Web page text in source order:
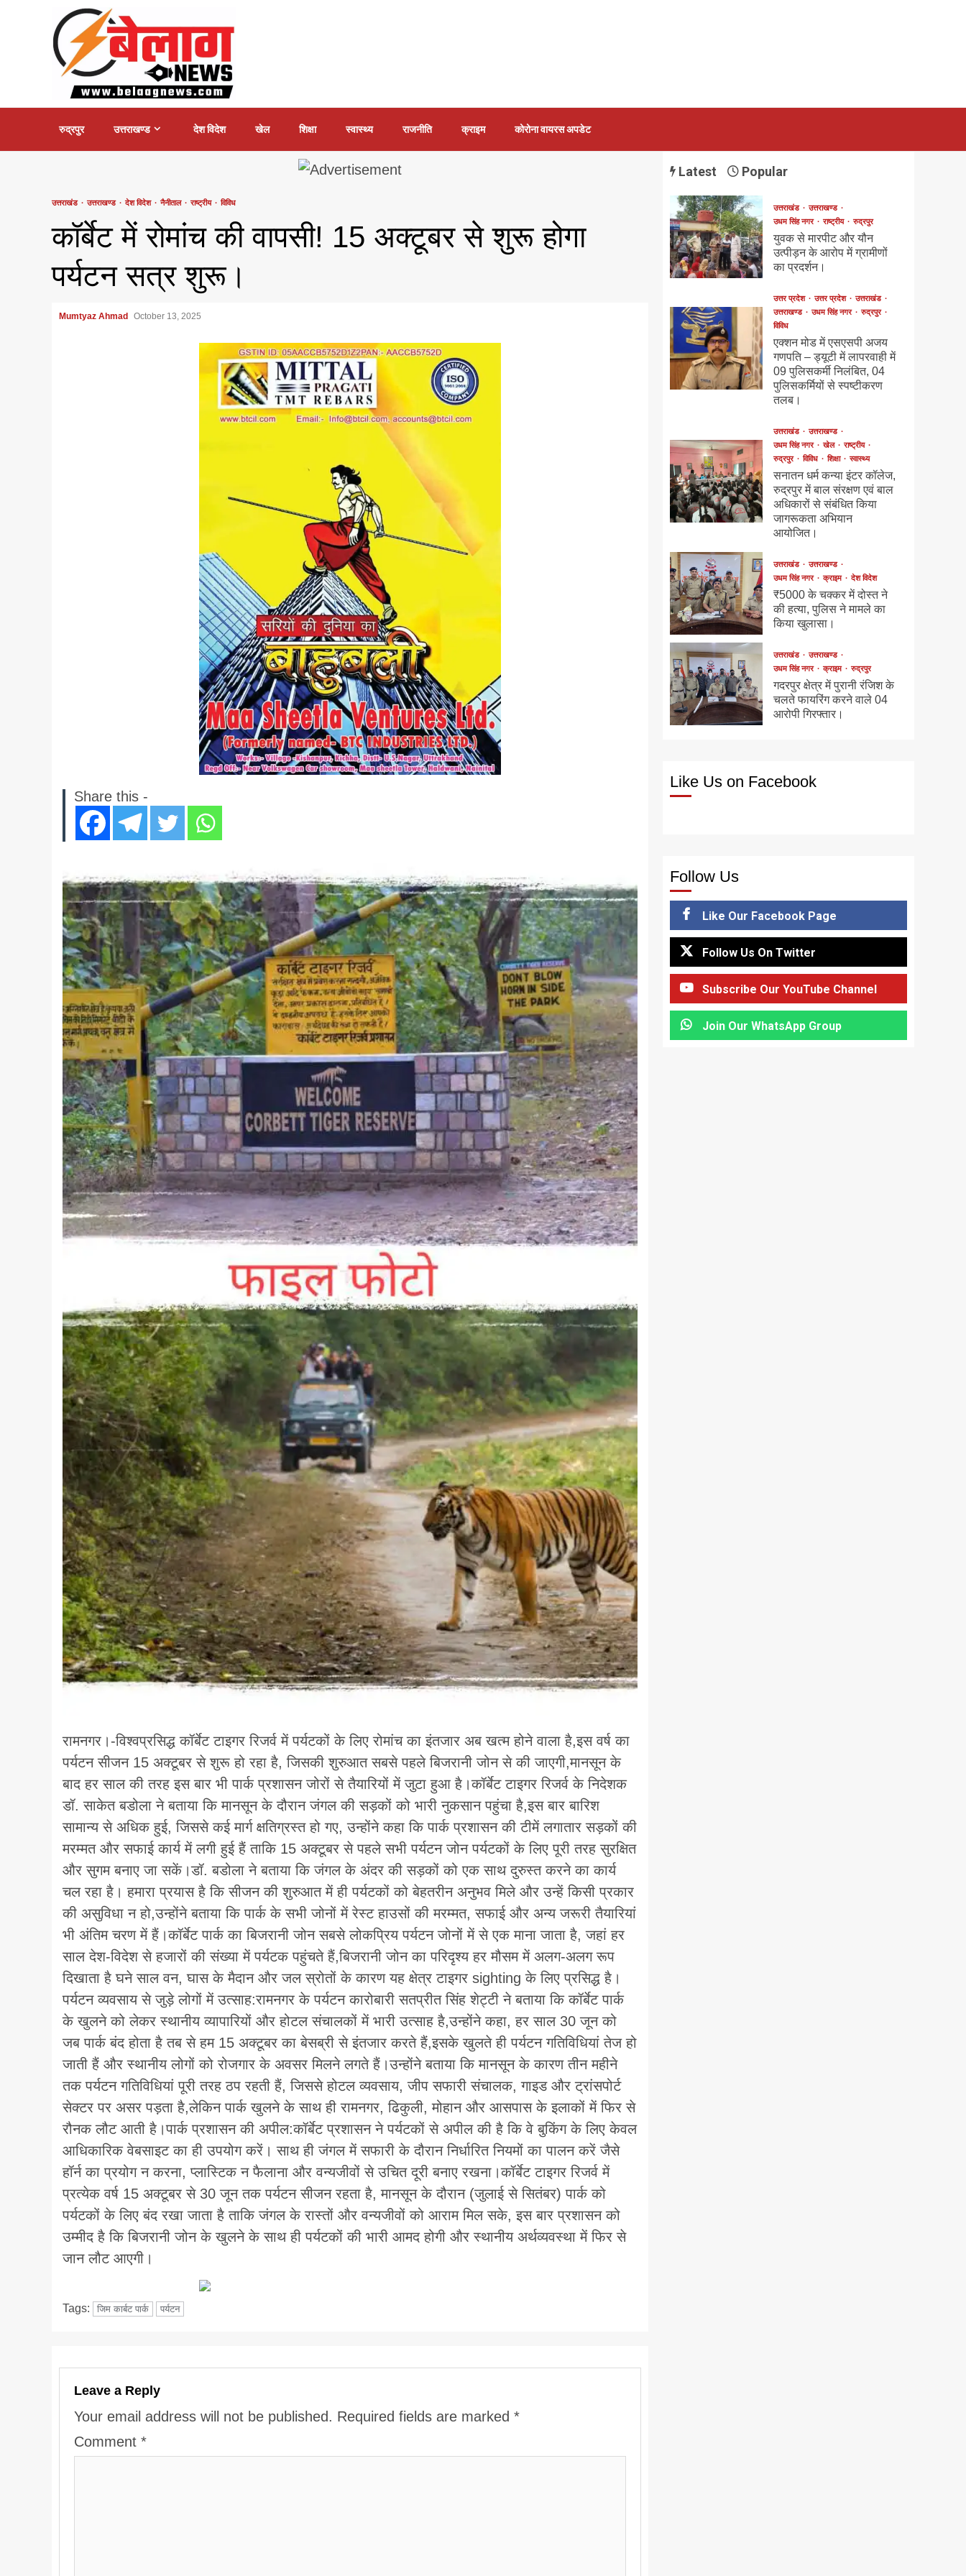
रुद्रपुर उत्तराखण्ड देश विदेश खेल शिक्षा स्वास्थ्य राजनीति क्राइम कोरोना वायरस अपडेट
उत्तराखंड उत्तराखण्ड देश विदेश नैनीताल राष्ट्रीय विविध
कॉर्बेट में रोमांच की वापसी! 15 अक्टूबर से शुरू होगा
पर्यटन सत्र शुरू।
Mumtyaz Ahmad October 13, 2025
Share this -
रामनगर।-विश्वप्रसिद्ध कॉर्बेट टाइगर रिजर्व में पर्यटकों के लिए रोमांच का इंतजार अब खत्म होने वाला है,इस वर्ष का
पर्यटन सीजन 15 अक्टूबर से शुरू हो रहा है, जिसकी शुरुआत सबसे पहले बिजरानी जोन से की जाएगी,मानसून के
बाद हर साल की तरह इस बार भी पार्क प्रशासन जोरों से तैयारियों में जुटा हुआ है।कॉर्बेट टाइगर रिजर्व के निदेशक
डॉ. साकेत बडोला ने बताया कि मानसून के दौरान जंगल की सड़कों को भारी नुकसान पहुंचा है,इस बार बारिश
सामान्य से अधिक हुई, जिससे कई मार्ग क्षतिग्रस्त हो गए, उन्होंने कहा कि पार्क प्रशासन की टीमें लगातार सड़कों की
मरम्मत और सफाई कार्य में लगी हुई हैं ताकि 15 अक्टूबर से पहले सभी पर्यटन जोन पर्यटकों के लिए पूरी तरह सुरक्षित
और सुगम बनाए जा सकें।डॉ. बडोला ने बताया कि जंगल के अंदर की सड़कों को एक साथ दुरुस्त करने का कार्य
चल रहा है। हमारा प्रयास है कि सीजन की शुरुआत में ही पर्यटकों को बेहतरीन अनुभव मिले और उन्हें किसी प्रकार
की असुविधा न हो,उन्होंने बताया कि पार्क के सभी जोनों में रेस्ट हाउसों की मरम्मत, सफाई और अन्य जरूरी तैयारियां
भी अंतिम चरण में हैं।कॉर्बेट पार्क का बिजरानी जोन सबसे लोकप्रिय पर्यटन जोनों में से एक माना जाता है, जहां हर
साल देश-विदेश से हजारों की संख्या में पर्यटक पहुंचते हैं,बिजरानी जोन का परिदृश्य हर मौसम में अलग-अलग रूप
दिखाता है घने साल वन, घास के मैदान और जल स्रोतों के कारण यह क्षेत्र टाइगर sighting के लिए प्रसिद्ध है।
पर्यटन व्यवसाय से जुड़े लोगों में उत्साह:रामनगर के पर्यटन कारोबारी सतप्रीत सिंह शेट्टी ने बताया कि कॉर्बेट पार्क
के खुलने को लेकर स्थानीय व्यापारियों और होटल संचालकों में भारी उत्साह है,उन्होंने कहा, हर साल 30 जून को
जब पार्क बंद होता है तब से हम 15 अक्टूबर का बेसब्री से इंतजार करते हैं,इसके खुलते ही पर्यटन गतिविधियां तेज हो
जाती हैं और स्थानीय लोगों को रोजगार के अवसर मिलने लगते हैं।उन्होंने बताया कि मानसून के कारण तीन महीने
तक पर्यटन गतिविधियां पूरी तरह ठप रहती हैं, जिससे होटल व्यवसाय, जीप सफारी संचालक, गाइड और ट्रांसपोर्ट
सेक्टर पर असर पड़ता है,लेकिन पार्क खुलने के साथ ही रामनगर, ढिकुली, मोहान और आसपास के इलाकों में फिर से
रौनक लौट आती है।पार्क प्रशासन की अपील:कॉर्बेट प्रशासन ने पर्यटकों से अपील की है कि वे बुकिंग के लिए केवल
आधिकारिक वेबसाइट का ही उपयोग करें। साथ ही जंगल में सफारी के दौरान निर्धारित नियमों का पालन करें जैसे
हॉर्न का प्रयोग न करना, प्लास्टिक न फैलाना और वन्यजीवों से उचित दूरी बनाए रखना।कॉर्बेट टाइगर रिजर्व में
प्रत्येक वर्ष 15 अक्टूबर से 30 जून तक पर्यटन सीजन रहता है, मानसून के दौरान (जुलाई से सितंबर) पार्क को
पर्यटकों के लिए बंद रखा जाता है ताकि जंगल के रास्तों और वन्यजीवों को आराम मिल सके, इस बार प्रशासन को
उम्मीद है कि बिजरानी जोन के खुलने के साथ ही पर्यटकों की भारी आमद होगी और स्थानीय अर्थव्यवस्था में फिर से
जान लौट आएगी।
Tags: जिम कार्बट पार्क पर्यटन
Leave a Reply
Your email address will not be published. Required fields are marked *
Comment *
Latest Popular
उत्तराखंड
उत्तराखण्ड
उधम सिंह नगर
राष्ट्रीय रुद्रपुर
युवक से मारपीट और यौन
उत्पीड़न के आरोप में ग्रामीणों
का प्रदर्शन।
उत्तर प्रदेश उत्तर प्रदेश
उत्तराखंड
उत्तराखण्ड
उधम सिंह नगर
रुद्रपुर
विविध
एक्शन मोड में एसएसपी अजय
गणपति – ड्यूटी में लापरवाही में
09 पुलिसकर्मी निलंबित, 04
पुलिसकर्मियों से स्पष्टीकरण
तलब।
उत्तराखंड
उत्तराखण्ड
उधम सिंह नगर
खेल
राष्ट्रीय
रुद्रपुर
विविध शिक्षा स्वास्थ्य
सनातन धर्म कन्या इंटर कॉलेज,
रुद्रपुर में बाल संरक्षण एवं बाल
अधिकारों से संबंधित किया
जागरूकता अभियान
आयोजित।
उत्तराखंड
उत्तराखण्ड
उधम सिंह नगर
क्राइम देश विदेश
₹5000 के चक्कर में दोस्त ने
की हत्या, पुलिस ने मामले का
किया खुलासा।
उत्तराखंड
उत्तराखण्ड
उधम सिंह नगर
क्राइम रुद्रपुर
गदरपुर क्षेत्र में पुरानी रंजिश के
चलते फायरिंग करने वाले 04
आरोपी गिरफ्तार।
Like Us on Facebook
Follow Us
Like Our Facebook Page
Follow Us On Twitter
Subscribe Our YouTube Channel
Join Our WhatsApp Group